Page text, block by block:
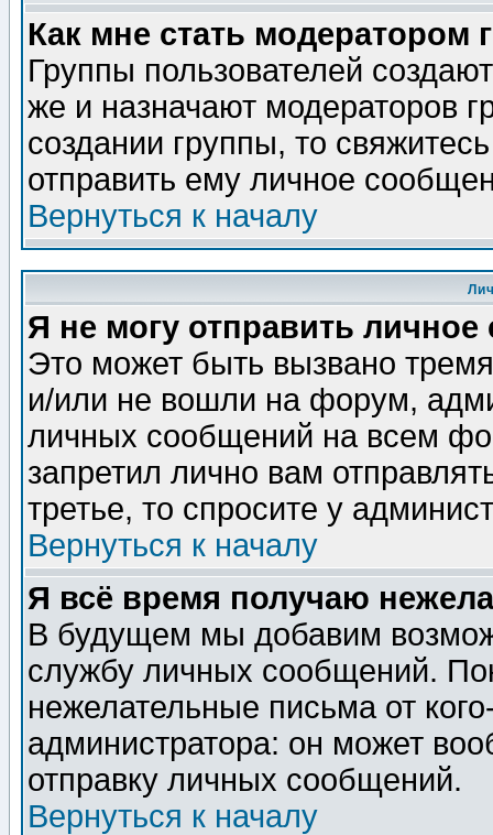
Как мне стать модератором
Группы пользователей
же и назначают модераторов
создании группы, то
отправить ему личное
Вернуться к началу
Я не могу отправить
Это может быть вызвано
и/или не вошли на форум,
личных сообщений на всем
запретил лично вам
третье, то спросите у
Вернуться к началу
Я всё время получаю
В будущем мы добавим
службу личных сообщений.
нежелательные письма от
администратора: он может
отправку личных сообщений.
Вернуться к началу